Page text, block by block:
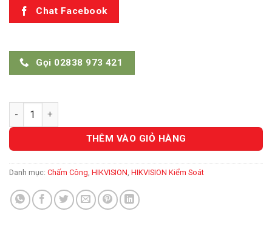
Chat Facebook
Gọi 02838 973 421
DS-K1T8003EF số lượng
THÊM VÀO GIỎ HÀNG
Danh mục: Chấm Công, HIKVISION, HIKVISION Kiểm Soát